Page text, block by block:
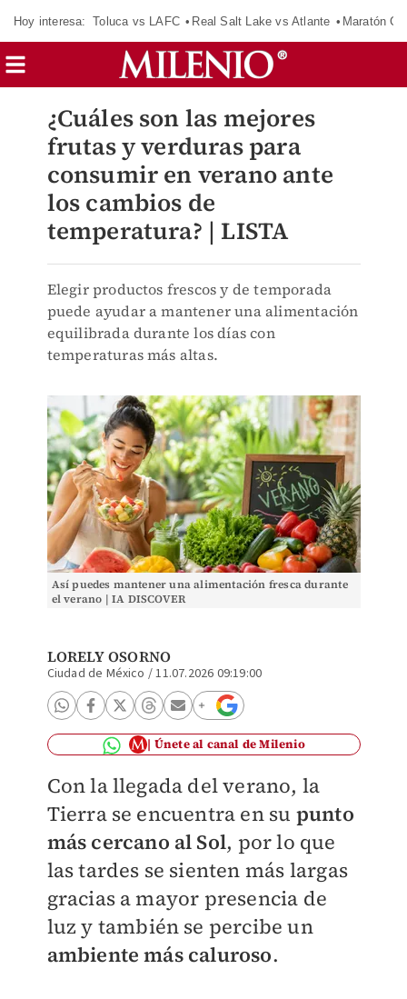
Hoy interesa: Toluca vs LAFC Real Salt Lake vs Atlante Maratón
¿Cuáles son las mejores
frutas y verduras para
consumir en verano ante
los cambios de
temperatura? | LISTA
Elegir productos frescos y de temporada
puede ayudar a mantener una alimentación
equilibrada durante los días con
temperaturas más altas.
Así puedes mantener una alimentación fresca durante
el verano | IA DISCOVER
LORELY OSORNO
Ciudad de México /11.07.2026 09:19:00
Únete al canal de Milenio
Con la llegada del verano, la
Tierra se encuentra en su punto
más cercano al Sol, por lo que
las tardes se sienten más largas
gracias a mayor presencia de
luz y también se percibe un
ambiente más caluroso.